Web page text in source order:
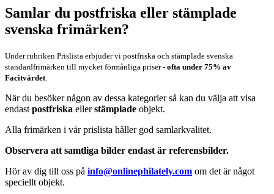
Samlar du postfriska eller stämplade
svenska frimärken?
Under rubriken Prislista erbjuder vi postfriska och stämplade svenska
standardfrimärken till mycket förmånliga priser - ofta under 75% av
Facitvärdet
När du besöker någon av dessa kategorier så kan du välja att visa
endast postfriska ellerstämplade objekt.
Alla frimärken i vår prislista håller god samlarkvalitet.
Observera att samtliga bilder endast är referensbilder.
Hör av dig till oss på info@onlinephilately.com om det är något
speciellt objekt.